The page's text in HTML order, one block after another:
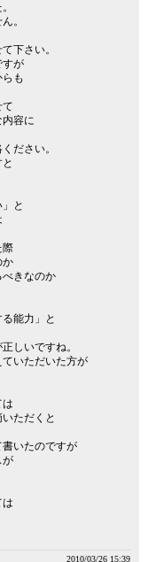
。
下さい。
すが
も
容に
ださい。
と
際
か
きなのか
能力」と
しいですね。
ていただいた方が
は
ただくと
いたのですが
が
2010/03/26 15:39